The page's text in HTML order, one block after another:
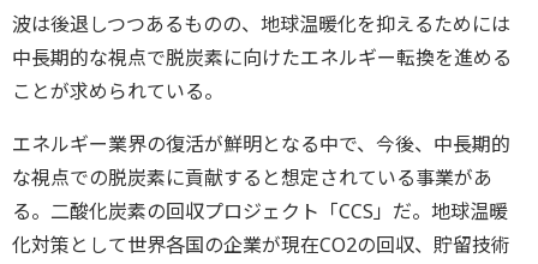
波は後退しつつあるものの、地球温暖化を抑えるためには
中長期的な視点で脱炭素に向けたエネルギー転換を進める
ことが求められている。
エネルギー業界の復活が鮮明となる中で、今後、中長期的
な視点での脱炭素に貢献すると想定されている事業があ
る。二酸化炭素の回収プロジェクト「CCS」だ。地球温暖
化対策として世界各国の企業が現在CO2の回収、貯留技術